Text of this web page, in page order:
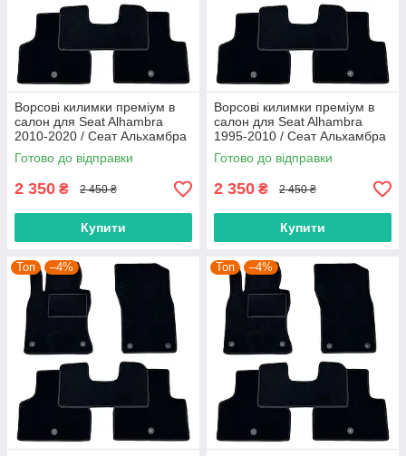
Ворсові килимки преміум в
салон для Seat Alhambra
2010-2020 / Сеат Альхамбра
килимки
Готово до відправки
2 350 ₴ 2 450 ₴
Купити
Ворсові килимки преміум в
салон для Seat Alhambra
1995-2010 / Сеат Альхамбра
килимки
Готово до відправки
2 350 ₴ 2 450 ₴
Купити
Топ –4% Топ –4%